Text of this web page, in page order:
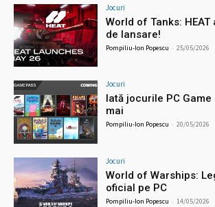
Jocuri
World of Tanks:
de lansare!
Pompiliu-Ion Popescu - 25/05/2026
Jocuri
Iată jocurile PC
mai
Pompiliu-Ion Popescu - 20/05/2026
Jocuri
World of Warships:
oficial pe PC
Pompiliu-Ion Popescu - 14/05/2026